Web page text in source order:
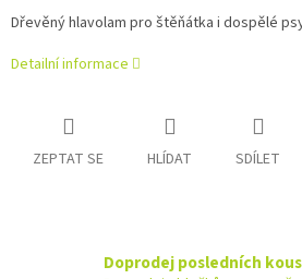
Dřevěný hlavolam pro štěňátka i dospělé
Detailní informace
ZEPTAT SE HLÍDAT SDÍLET
Doprodej posledních